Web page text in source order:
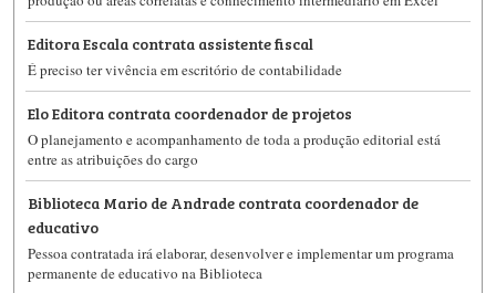
Editora Escala contrata assistente fiscal
É preciso ter vivência em escritório de contabilidade
Elo Editora contrata coordenador de projetos
O planejamento e acompanhamento de toda a produção editorial está
entre as atribuições do cargo
Biblioteca Mario de Andrade contrata coordenador de
educativo
Pessoa contratada irá elaborar, desenvolver e implementar um programa
permanente de educativo na Biblioteca